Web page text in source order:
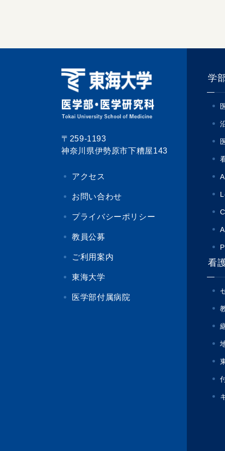
〒259-1193
神奈川県伊勢原市下糟屋143
アクセス
お問い合わせ
プライバシーポリシー
教員公募
ご利用案内
東海大学
医学部付属病院
学
看